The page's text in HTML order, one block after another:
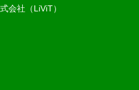
会社（LiViT）